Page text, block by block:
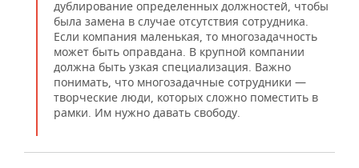
дублирование определенных должностей, чтобы
была замена в случае отсутствия сотрудника.
Если компания маленькая, то многозадачность
может быть оправдана. В крупной компании
должна быть узкая специализация. Важно
понимать, что многозадачные сотрудники —
творческие люди, которых сложно поместить в
рамки. Им нужно давать свободу.